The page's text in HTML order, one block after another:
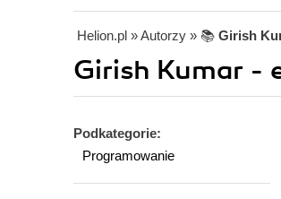
Helion.pl » Autorzy » 📚 Girish
Girish Kumar -
Podkategorie:
Programowanie